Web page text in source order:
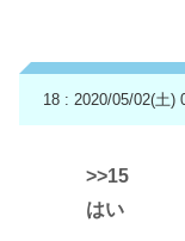
18 : 2020/05/02(土)
>>15
はい